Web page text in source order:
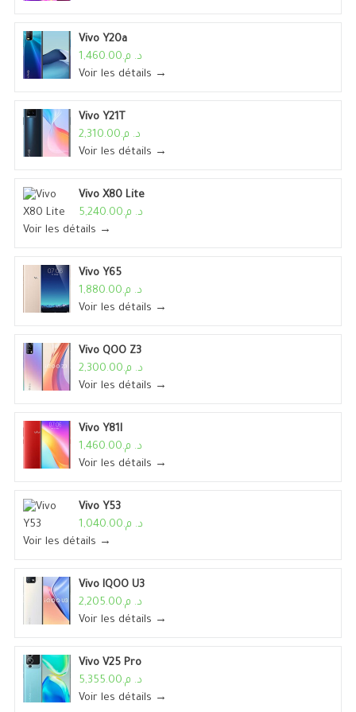
Vivo Y20a
د. م.1,460.00
Voir les détails →
Vivo Y21T
د. م.2,310.00
Voir les détails →
Vivo X80 Lite
د. م.5,240.00
Voir les détails →
Vivo Y65
د. م.1,880.00
Voir les détails →
Vivo QOO Z3
د. م.2,300.00
Voir les détails →
Vivo Y81I
د. م.1,460.00
Voir les détails →
Vivo Y53
د. م.1,040.00
Voir les détails →
Vivo IQOO U3
د. م.2,205.00
Voir les détails →
Vivo V25 Pro
د. م.5,355.00
Voir les détails →